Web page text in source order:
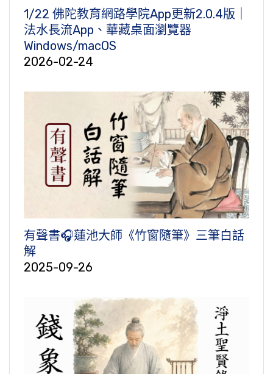
1/22 佛陀教育網路學院App更新2.0.4版｜
法水長流App、華藏桌面瀏覽器
Windows/macOS
2026-02-24
有聲書🎧蓮池大師《竹窗隨筆》三筆白話
解
2025-09-26